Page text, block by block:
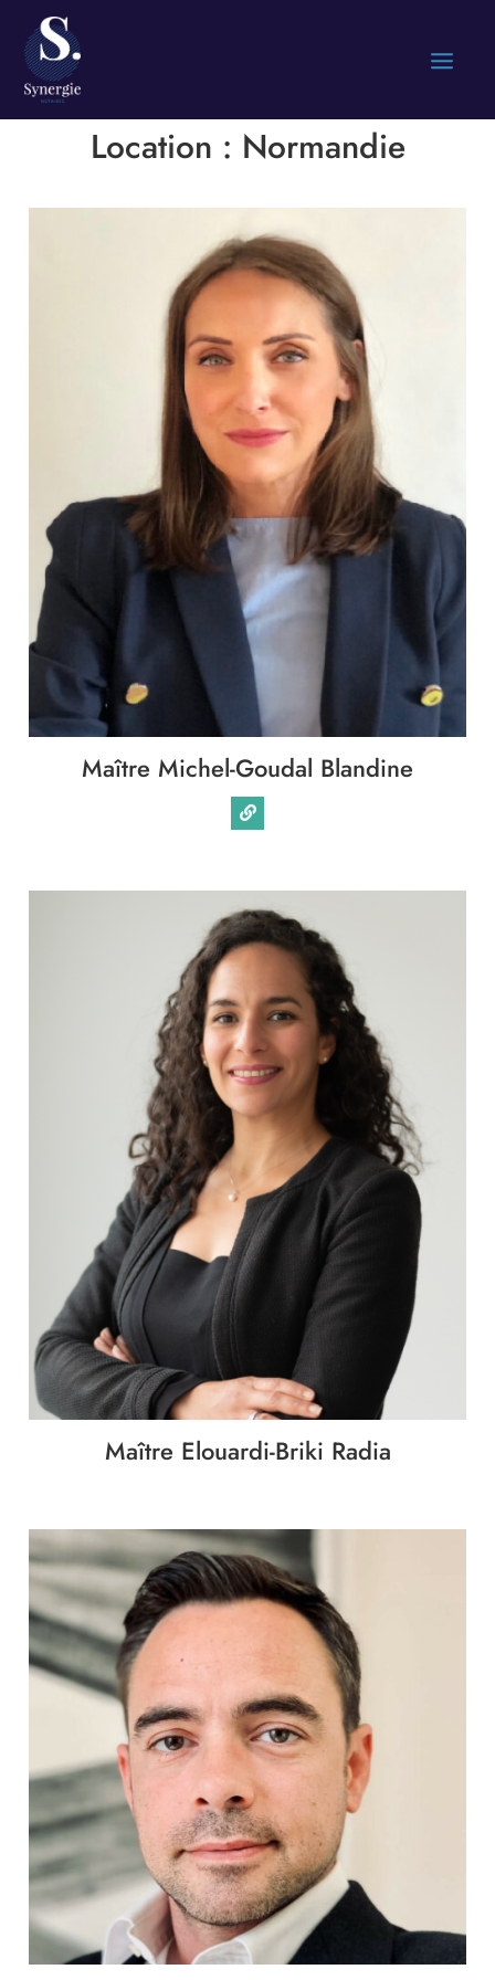
Immobilier
Famille
Patrimoine
Entreprise
International
Collectivités
Location : Normandie
Maître Michel-Goudal Blandine
Maître Elouardi-Briki Radia